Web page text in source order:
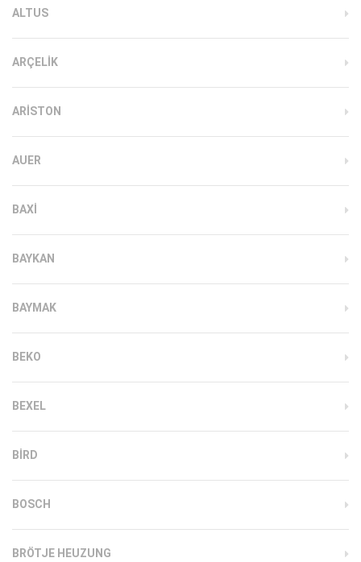
ALTUS
ARÇELIK
ARISTON
AUER
BAXI
BAYKAN
BAYMAK
BEKO
BEXEL
BIRD
BOSCH
BRÖTJE HEUZUNG